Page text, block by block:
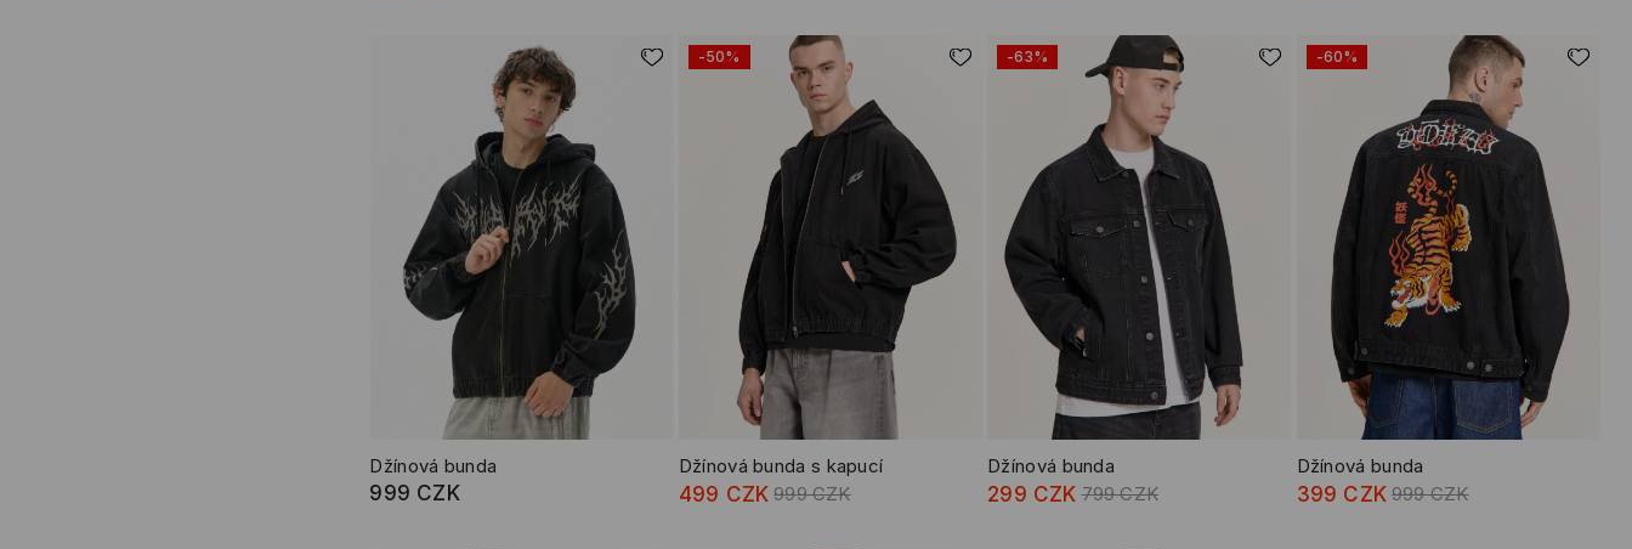
Džínová bunda
999 CZK
-50%
Džínová bunda s kapucí
499 CZK 999 CZK
-63%
Džínová bunda
299 CZK 799 CZK
-60%
Džínová bunda
399 CZK 999 CZK